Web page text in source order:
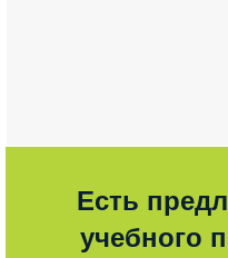
Есть
учебного